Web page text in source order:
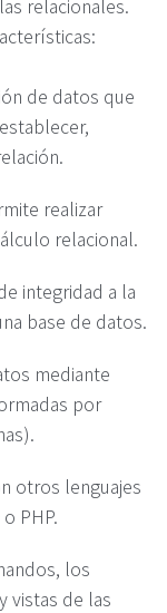
relacionales.
de datos que
realizar
relacional.
integridad a la
base de datos.
mediante
por
otros lenguajes
PHP.
los
vistas de las